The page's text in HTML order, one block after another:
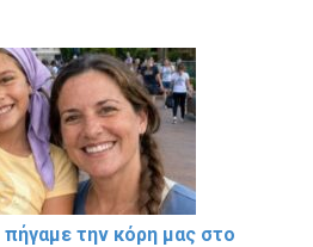
την κόρη μας στο